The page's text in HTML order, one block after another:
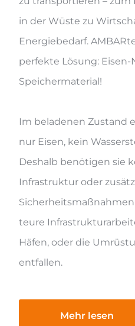
in der Wüste zu
Energiebedarf.
perfekte Lösung: Eisen-
Speichermaterial!
Im beladenen Zustand
nur Eisen, kein
Deshalb benötigen sie
Infrastruktur oder
teure
Häfen, oder die
entfallen.
Mehr lesen